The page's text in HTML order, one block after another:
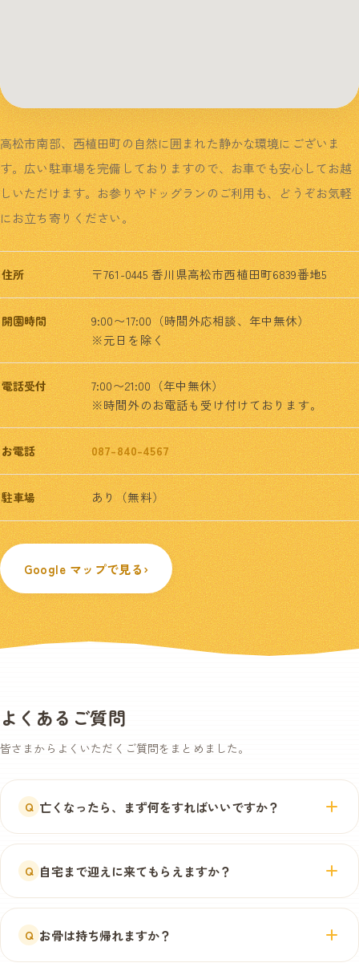
高松市南部、西植田町の自然に囲まれた静かな環境にございま
す。広い駐車場を完備しておりますので、お車でも安心してお越
しいただけます。お参りやドッグランのご利用も、どうぞお気軽
にお立ち寄りください。
住所 〒761-0445 香川県高松市西植田町6839番地5
開園時間
9:00〜17:00（時間外応相談、年中無休）
※元日を除く
電話受付
7:00〜21:00（年中無休）
※時間外のお電話も受け付けております。
お電話 087-840-4567
駐車場 あり（無料）
Google マップで見る›
よくあるご質問
皆さまからよくいただくご質問をまとめました。
Q 亡くなったら、まず何をすればいいですか？
まずはお電話ください。お引き取りやお預かりのご案内
をいたします。ご遺体は涼しい場所に安置し、保冷して
Q 自宅まで迎えに来てもらえますか？
はい。車でのお越しが難しい方には、ご自宅まで無料で
お引き取りに伺います。お住まいの地域とご都合をお電
Q お骨は持ち帰れますか？